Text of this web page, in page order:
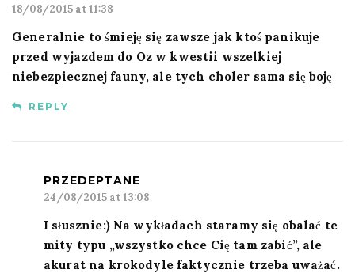
18/08/2015 at 11:38
Generalnie to śmieję się zawsze jak ktoś panikuje
przed wyjazdem do Oz w kwestii wszelkiej
niebezpiecznej fauny, ale tych choler sama się boję
REPLY
PRZEDEPTANE
24/08/2015 at 13:08
I słusznie:) Na wykładach staramy się obalać te
mity typu „wszystko chce Cię tam zabić”, ale
akurat na krokodyle faktycznie trzeba uważać.